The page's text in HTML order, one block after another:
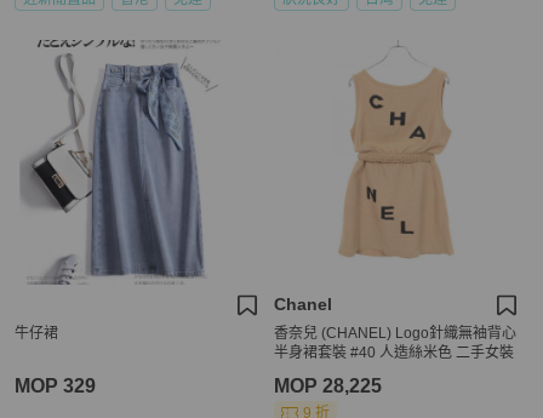
牛仔裙
MOP 329
Chanel
香奈兒 (CHANEL) Logo針織無袖背心
半身裙套裝 #40 人造絲米色 二手女裝
MOP 28,225
9 折